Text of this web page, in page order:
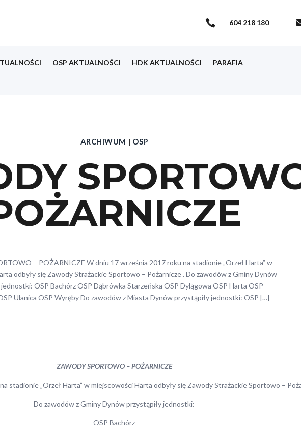
 604 218 180
OSP AKTUALNOŚCI HDK AKTUALNOŚCI PARAFIA
ARCHIWUM | OSP
– POŻARNICZE W dniu 17 września 2017 roku na stadionie „Orzeł Harta” w
odbyły się Zawody Strażackie Sportowo – Pożarnicze . Do zawodów z Gminy Dynów
OSP Bachórz OSP Dąbrówka Starzeńska OSP Dylągowa OSP Harta OSP
Ulanica OSP Wyręby Do zawodów z Miasta Dynów przystąpiły jednostki: OSP […]
ZAWODY SPORTOWO – POŻARNICZE
stadionie „Orzeł Harta” w miejscowości Harta odbyły się Zawody Strażackie Sportowo –
Do zawodów z Gminy Dynów przystąpiły jednostki:
OSP Bachórz